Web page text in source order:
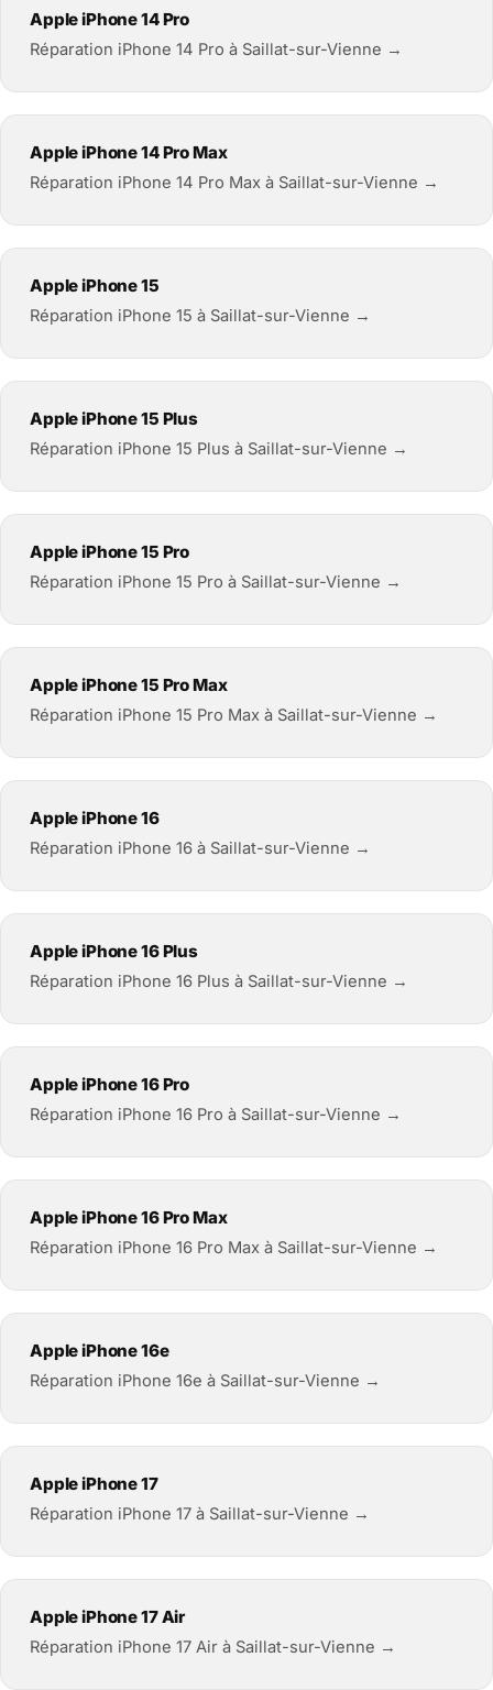
Apple iPhone 14 Pro
Réparation iPhone 14 Pro à Saillat-sur-Vienne →
Apple iPhone 14 Pro Max
Réparation iPhone 14 Pro Max à Saillat-sur-Vienne →
Apple iPhone 15
Réparation iPhone 15 à Saillat-sur-Vienne →
Apple iPhone 15 Plus
Réparation iPhone 15 Plus à Saillat-sur-Vienne →
Apple iPhone 15 Pro
Réparation iPhone 15 Pro à Saillat-sur-Vienne →
Apple iPhone 15 Pro Max
Réparation iPhone 15 Pro Max à Saillat-sur-Vienne →
Apple iPhone 16
Réparation iPhone 16 à Saillat-sur-Vienne →
Apple iPhone 16 Plus
Réparation iPhone 16 Plus à Saillat-sur-Vienne →
Apple iPhone 16 Pro
Réparation iPhone 16 Pro à Saillat-sur-Vienne →
Apple iPhone 16 Pro Max
Réparation iPhone 16 Pro Max à Saillat-sur-Vienne →
Apple iPhone 16e
Réparation iPhone 16e à Saillat-sur-Vienne →
Apple iPhone 17
Réparation iPhone 17 à Saillat-sur-Vienne →
Apple iPhone 17 Air
Réparation iPhone 17 Air à Saillat-sur-Vienne →